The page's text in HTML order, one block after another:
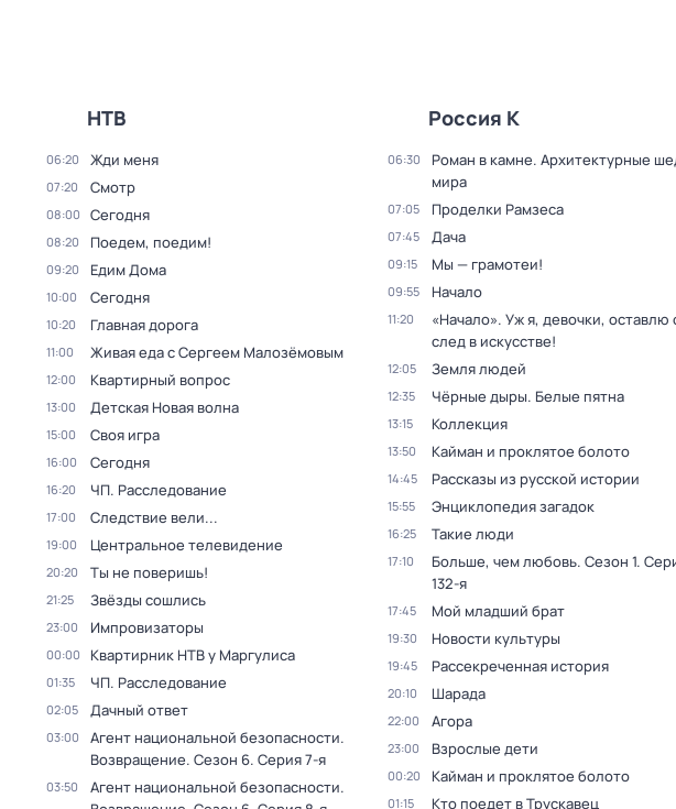
НТВ
06:20 Жди меня
07:20 Смотр
08:00 Сегодня
08:20 Поедем, поедим!
09:20 Едим Дома
10:00 Сегодня
10:20 Главная дорога
11:00 Живая еда с Сергеем Малозёмовым
12:00 Квартирный вопрос
13:00 Детская Новая волна
15:00 Своя игра
16:00 Сегодня
16:20 ЧП. Расследование
17:00 Следствие вели...
19:00 Центральное телевидение
20:20 Ты не поверишь!
21:25 Звёзды сошлись
23:00 Импровизаторы
00:00 Квартирник НТВ у Маргулиса
01:35 ЧП. Расследование
02:05 Дачный ответ
03:00
Агент национальной безопасности.
Возвращение. Сезон 6. Серия 7-я
03:50
Агент национальной безопасности.
Россия К
06:30
Роман в камне. Архитектурные
мира
07:05 Проделки Рамзеса
07:45 Дача
09:15 Мы — грамотеи!
09:55 Начало
11:20
«Начало». Уж я, девочки, оставлю
след в искусстве!
12:05 Земля людей
12:35 Чёрные дыры. Белые пятна
13:15 Коллекция
13:50 Кайман и проклятое болото
14:45 Рассказы из русской истории
15:55 Энциклопедия загадок
16:25 Такие люди
17:10 Больше, чем любовь. Сезон 1.
132-я
17:45 Мой младший брат
19:30 Новости культуры
19:45 Рассекреченная история
20:10 Шарада
22:00 Агора
23:00 Взрослые дети
00:20 Кайман и проклятое болото
01:15 Кто поедет в Трускавец